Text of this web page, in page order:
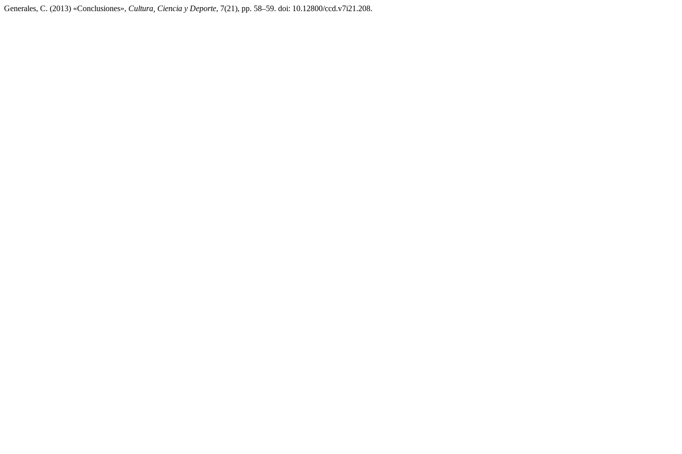
Generales, C. (2013) «Conclusiones», Cultura, Ciencia y Deporte, 7(21), pp. 58–59. doi: 10.12800/ccd.v7i21.208.